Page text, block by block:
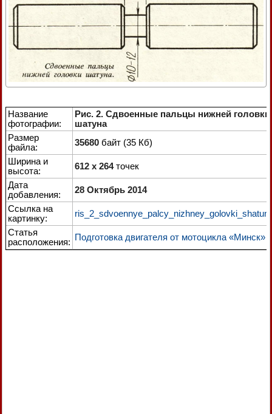
Название
фотографии:
Рис. 2. Сдвоенные пальцы нижней головки
шатуна
Размер
файла:
35680 байт (35 Кб)
Ширина и
высота:
612 x 264точек
Дата
добавления:
28 Октябрь 2014
Ссылка на
картинку:
Статья
расположения: Подготовка двигателя от мотоцикла «Минск»